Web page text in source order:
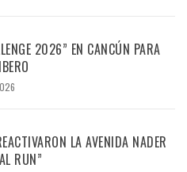
2026” EN CANCÚN PARA
LA AVENIDA NADER
RUN”